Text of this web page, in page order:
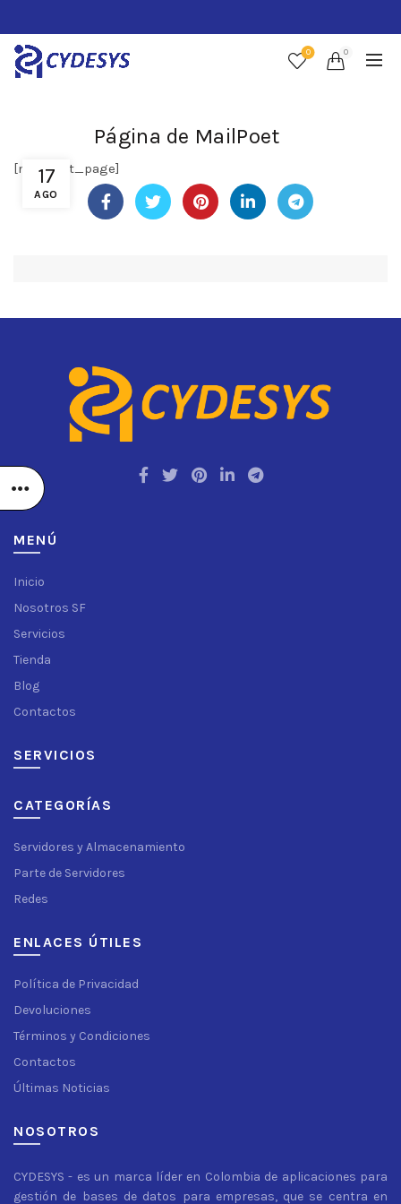
0 0
17
AGO
Página de MailPoet
[mailpoet_page]
MENÚ
Inicio
Nosotros SF
Servicios
Tienda
Blog
Contactos
SERVICIOS
CATEGORÍAS
Servidores y Almacenamiento
Parte de Servidores
Redes
ENLACES ÚTILES
Política de Privacidad
Devoluciones
Términos y Condiciones
Contactos
Últimas Noticias
NOSOTROS
CYDESYS - es un marca líder en Colombia de aplicaciones para
gestión de bases de datos para empresas, que se centra en